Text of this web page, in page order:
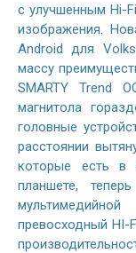
с улучшенным Hi-
изображения.
Android для
массу
SMARTY Trend
магнитола
головные
расстоянии
которые есть в
планшете,
превосходный HI-